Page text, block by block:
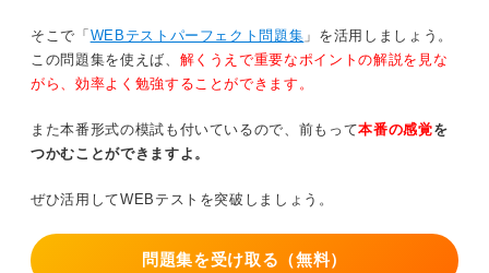
そこで「 WEBテストパーフェクト問題集 」を活用しましょう。
この問題集を使えば、 解くうえで重要なポイントの解説を見な
がら、効率よく勉強することができます。
また本番形式の模試も付いているので、前もって本番の感覚を
つかむことができますよ。
ぜひ活用してWEBテストを突破しましょう。
問題集を受け取る（無料）